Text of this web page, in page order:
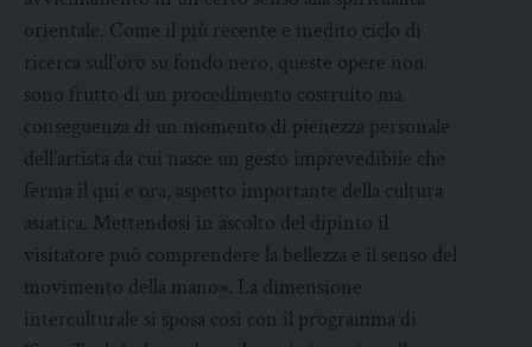
orientale. Come il più recente e inedito ciclo di
ricerca sull’oro su fondo nero, queste opere non
sono frutto di un procedimento costruito ma
conseguenza di un momento di pienezza personale
dell’artista da cui nasce un gesto imprevedibile che
ferma il qui e ora, aspetto importante della cultura
asiatica. Mettendosi in ascolto del dipinto il
visitatore può comprendere la bellezza e il senso del
movimento della mano». La dimensione
interculturale si sposa così con il programma di